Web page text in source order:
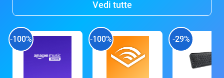
Vedi tutte
-100% -100% -29%